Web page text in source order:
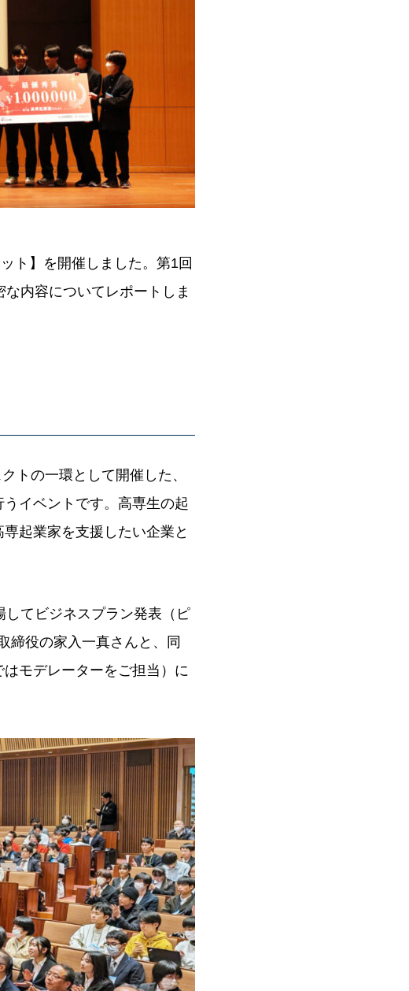
ト】を開催しました。第1回
内容についてレポートしま
トの一環として開催した、
イベントです。高専生の起
起業家を支援したい企業と
てビジネスプラン発表（ピ
締役の家入一真さんと、同
モデレーターをご担当）に